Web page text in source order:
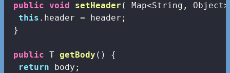
public void setHeader ( Map<String,
this .header = header;
}
public T getBody ()
{
return body;